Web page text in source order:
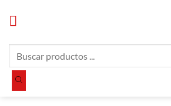
productos